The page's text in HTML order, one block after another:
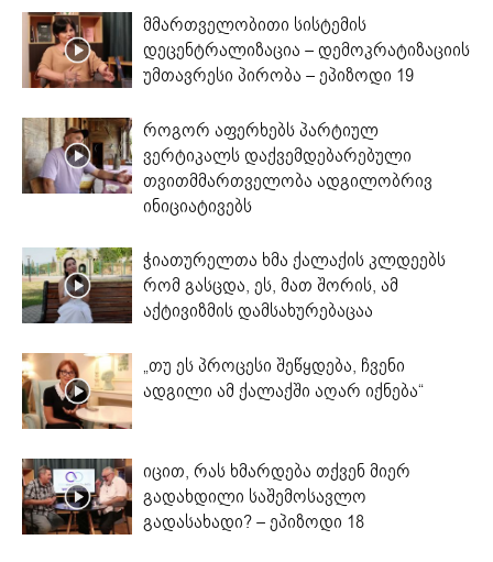
მმართველობითი სისტემის
დეცენტრალიზაცია – დემოკრატიზაციის
უმთავრესი პირობა – ეპიზოდი 19
როგორ აფერხებს პარტიულ
ვერტიკალს დაქვემდებარებული
თვითმმართველობა ადგილობრივ
ინიციატივებს
ჭიათურელთა ხმა ქალაქის კლდეებს
რომ გასცდა, ეს, მათ შორის, ამ
აქტივიზმის დამსახურებაცაა
„თუ ეს პროცესი შეწყდება, ჩვენი
ადგილი ამ ქალაქში აღარ იქნება“
იცით, რას ხმარდება თქვენ მიერ
გადახდილი საშემოსავლო
გადასახადი? – ეპიზოდი 18